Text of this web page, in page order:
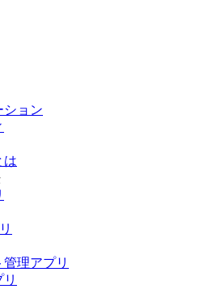
ション
は
理アプリ